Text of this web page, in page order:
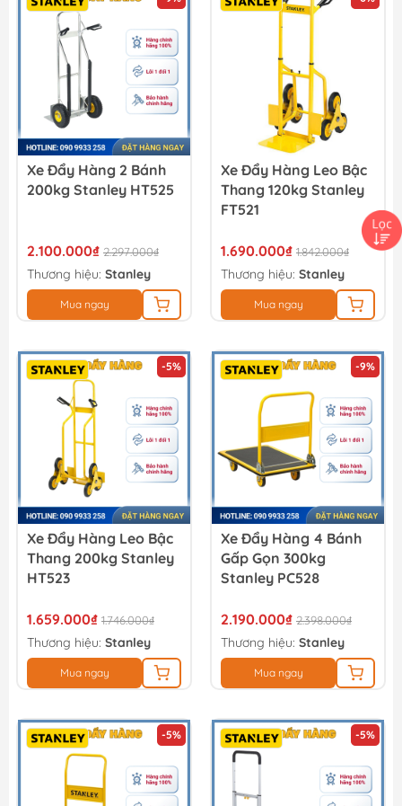
Xe Đẩy Hàng 2 Bánh
200kg Stanley HT525
2.100.000₫ 2.297.000₫
Thương hiệu: Stanley
Mua ngay
Xe Đẩy Hàng Leo Bậc
Thang 120kg Stanley
FT521
1.690.000₫ 1.842.000₫
Thương hiệu: Stanley
Mua ngay
-5%
Xe Đẩy Hàng Leo Bậc
Thang 200kg Stanley
HT523
1.659.000₫ 1.746.000₫
Thương hiệu: Stanley
Mua ngay
-9%
Xe Đẩy Hàng 4 Bánh
Gấp Gọn 300kg
Stanley PC528
2.190.000₫ 2.398.000₫
Thương hiệu: Stanley
Mua ngay
-5% -5%